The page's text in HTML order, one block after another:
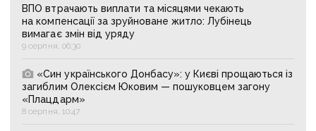
ВПО втрачають виплати та місяцями чекають
на компенсації за зруйноване житло: Лубінець
вимагає змін від уряду
9 серпня, 06:30
«Син українського Донбасу»: у Києві прощаються із
загиблим Олексієм Юковим — пошуковцем загону
«Плацдарм»
8 серпня, 10:47